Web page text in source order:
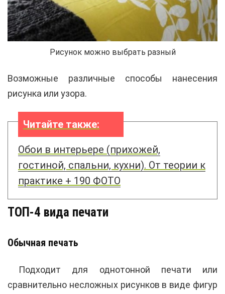
Рисунок можно выбрать разный
Возможные различные способы нанесения
рисунка или узора.
Читайте также:
Обои в интерьере (прихожей,
гостиной, спальни, кухни). От теории к
практике + 190 ФОТО
ТОП-4 вида печати
Обычная печать
Подходит для однотонной печати или
сравнительно несложных рисунков в виде фигур